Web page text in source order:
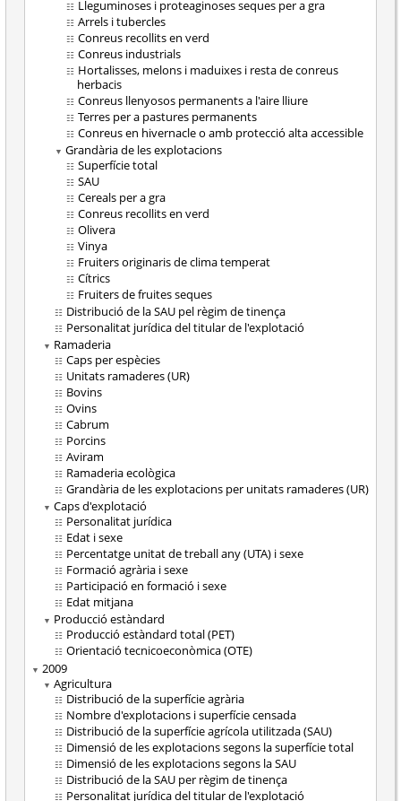
Lleguminoses i proteaginoses seques per a gra
Arrels i tubercles
Conreus recollits en verd
Conreus industrials
Hortalisses, melons i maduixes i resta de conreus
herbacis
Conreus llenyosos permanents a l'aire lliure
Terres per a pastures permanents
Conreus en hivernacle o amb protecció alta accessible
Grandària de les explotacions
Superfície total
SAU
Cereals per a gra
Conreus recollits en verd
Olivera
Vinya
Fruiters originaris de clima temperat
Cítrics
Fruiters de fruites seques
Distribució de la SAU pel règim de tinença
Personalitat jurídica del titular de l'explotació
Ramaderia
Caps per espècies
Unitats ramaderes (UR)
Bovins
Ovins
Cabrum
Porcins
Aviram
Ramaderia ecològica
Grandària de les explotacions per unitats ramaderes (UR)
Caps d'explotació
Personalitat jurídica
Edat i sexe
Percentatge unitat de treball any (UTA) i sexe
Formació agrària i sexe
Participació en formació i sexe
Edat mitjana
Producció estàndard
Producció estàndard total (PET)
Orientació tecnicoeconòmica (OTE)
2009
Agricultura
Distribució de la superfície agrària
Nombre d'explotacions i superfície censada
Distribució de la superfície agrícola utilitzada (SAU)
Dimensió de les explotacions segons la superfície total
Dimensió de les explotacions segons la SAU
Distribució de la SAU per règim de tinença
Personalitat jurídica del titular de l'explotació